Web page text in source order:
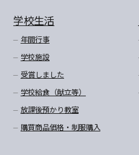
学校生活
年間行事
学校施設
受賞しました
学校給食（献立等）
放課後預かり教室
購買商品価格・制服購入